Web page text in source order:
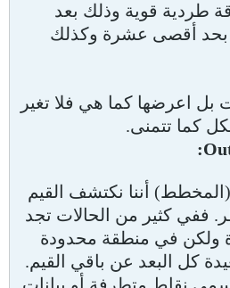
طردية قوية وذلك بعد
بحد أقصى عشرة وكذلك
بل اعرضها كما هي فلا تغير
كما تتمنى.
أننا نكتشف القيم
ففي كثير من الحالات تجد
ولكن في منطقة محدودة
كل البعد عن باقي القيم.